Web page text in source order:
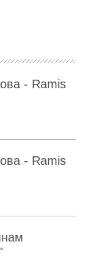
- Ramis
- Ramis